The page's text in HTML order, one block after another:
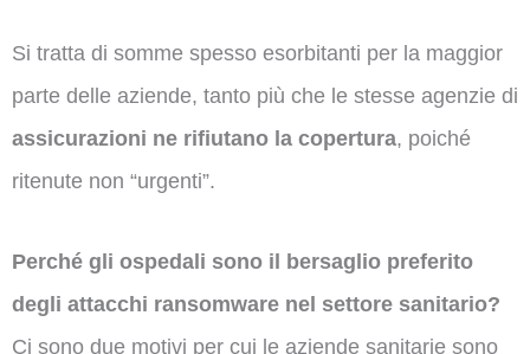
Si tratta di somme spesso esorbitanti per la maggior
parte delle aziende, tanto più che le stesse agenzie di
assicurazioni ne rifiutano la copertura, poiché
ritenute non “urgenti”.
Perché gli ospedali sono il bersaglio preferito
degli attacchi ransomware nel settore sanitario?
Ci sono due motivi per cui le aziende sanitarie sono